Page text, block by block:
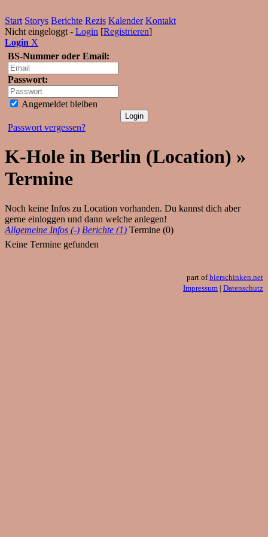
Start Storys Berichte Rezis Kalender Kontakt
Nicht eingeloggt - Login [Registrieren]
Login X
BS-Nummer oder Email:
Passwort:
Angemeldet bleiben
Passwort vergessen?
K-Hole in Berlin (Location) »
Termine
Noch keine Infos zu Location vorhanden. Du kannst dich aber
gerne einloggen und dann welche anlegen!
Allgemeine Infos (-) Berichte (1) Termine (0)
Keine Termine gefunden
part ofbierschinken.net
Impressum | Datenschutz